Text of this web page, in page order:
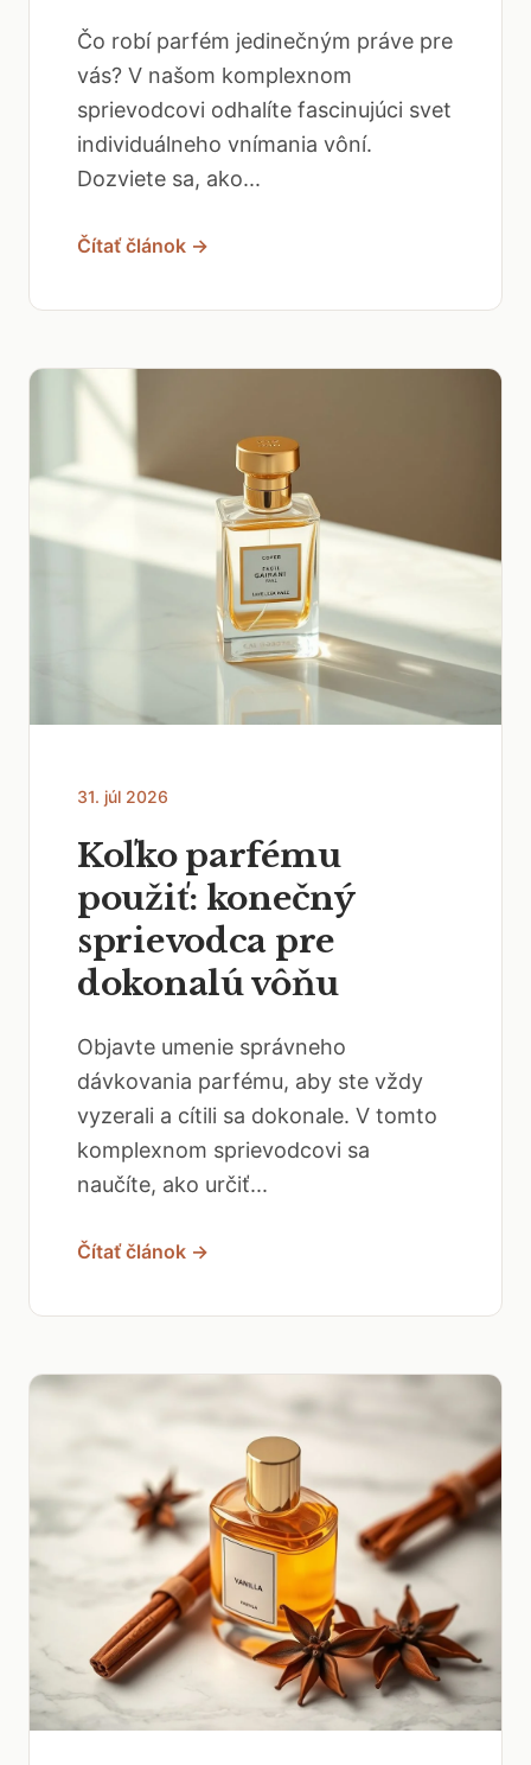
Čo robí parfém jedinečným práve pre
vás? V našom komplexnom
sprievodcovi odhalíte fascinujúci svet
individuálneho vnímania vôní.
Dozviete sa, ako...
Čítať článok →
31. júl 2026
Koľko parfému
použiť: konečný
sprievodca pre
dokonalú vôňu
Objavte umenie správneho
dávkovania parfému, aby ste vždy
vyzerali a cítili sa dokonale. V tomto
komplexnom sprievodcovi sa
naučíte, ako určiť...
Čítať článok →